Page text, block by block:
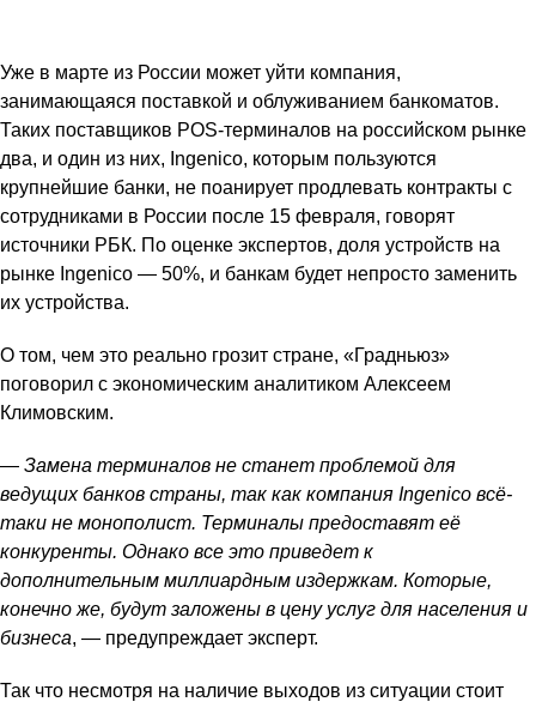
Уже в марте из России может уйти компания,
занимающаяся поставкой и облуживанием банкоматов.
Таких поставщиков POS-терминалов на российском рынке
два, и один из них, Ingenico, которым пользуются
крупнейшие банки, не поанирует продлевать контракты с
сотрудниками в России после 15 февраля, говорят
источники РБК. По оценке экспертов, доля устройств на
рынке Ingenico — 50%, и банкам будет непросто заменить
их устройства.
О том, чем это реально грозит стране, «Градньюз»
поговорил с экономическим аналитиком Алексеем
Климовским.
— Замена терминалов не станет проблемой для
ведущих банков страны, так как компания Ingenico всё-
таки не монополист. Терминалы предоставят её
конкуренты. Однако все это приведет к
дополнительным миллиардным издержкам. Которые,
конечно же, будут заложены в цену услуг для населения и
бизнеса, — предупреждает эксперт.
Так что несмотря на наличие выходов из ситуации стоит